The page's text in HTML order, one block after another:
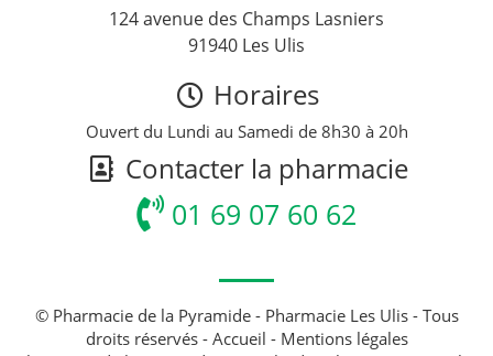
124 avenue des Champs Lasniers
91940 Les Ulis
Horaires
Ouvert du Lundi au Samedi de 8h30 à 20h
Contacter la pharmacie
01 69 07 60 62
© Pharmacie de la Pyramide - Pharmacie Les Ulis - Tous
droits réservés - Accueil - Mentions légales